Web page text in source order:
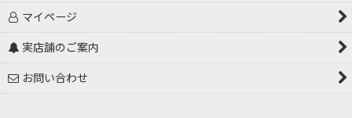
マイページ
実店舗のご案内
お問い合わせ